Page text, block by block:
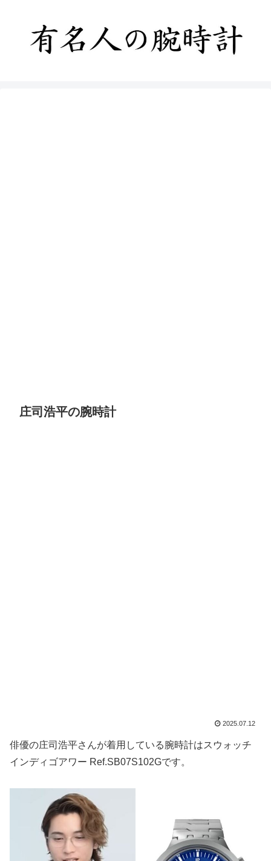
庄司浩平の腕時計
2025.07.12
俳優の庄司浩平さんが着用している腕時計はスウォッチ
インディゴアワー Ref.SB07S102Gです。